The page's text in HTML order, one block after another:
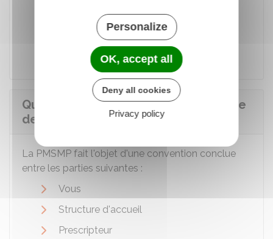
Horaires de présence dans la structure
d'accueil.
Qui signe la convention dans le cadre
de la PMSMP ?
La PMSMP fait l'objet d'une convention conclue
entre les parties suivantes :
Vous
Structure d'accueil
Prescripteur
Personalize
OK, accept all
Deny all cookies
Privacy policy